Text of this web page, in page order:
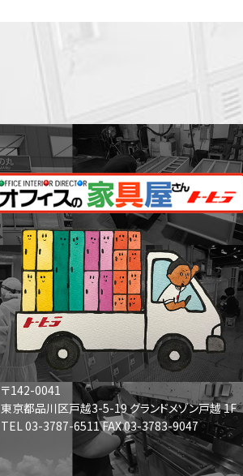
〒142-0041
東京都品川区戸越3-5-19 グランドメゾン戸越 1F
TEL 03-3787-6511 FAX 03-3783-9047